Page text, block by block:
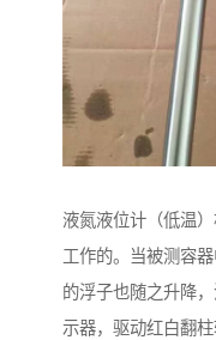
液氮液位计（低温
工作的。当被测容
的浮子也随之升降
示器，驱动红白翻